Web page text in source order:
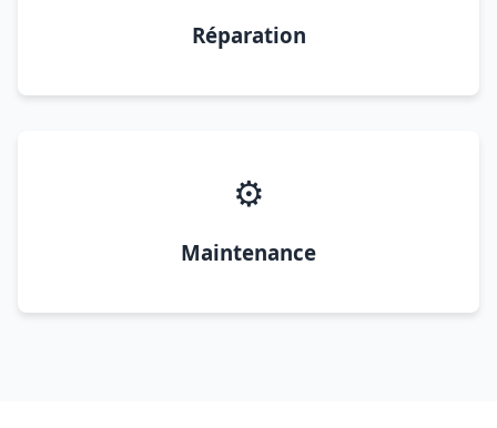
Réparation
⚙️
Maintenance